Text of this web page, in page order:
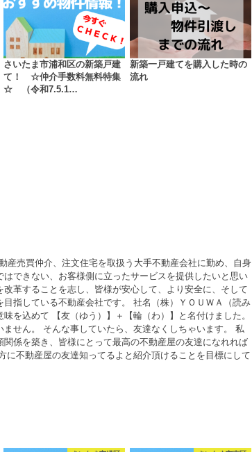
さいたま市浦和区の新築戸建
て！ ☆仲介手数料無料特集
☆ （令和7.5.1…
新築一戸建てを購入した時の
流れ
産売買仲介、注文住宅を取扱う大手不動産会社に勤め、自身
できない、お客様側に立ったサービスを提供したいと思い
革することを志し、皆様が安心して、より安全に、そして
指している不動産会社です。 社名（株）ＹＯＵＷＡ（読み
を込めて 【友（ゆう）】＋【輪（わ）】と名付けました。
せん。 そんな事していたら、友達なくしちゃいます。 私
係を築き、皆様にとって最高の不動産屋の友達になれれば
に不動産屋の友達知ってるよと紹介頂けることを目標にして